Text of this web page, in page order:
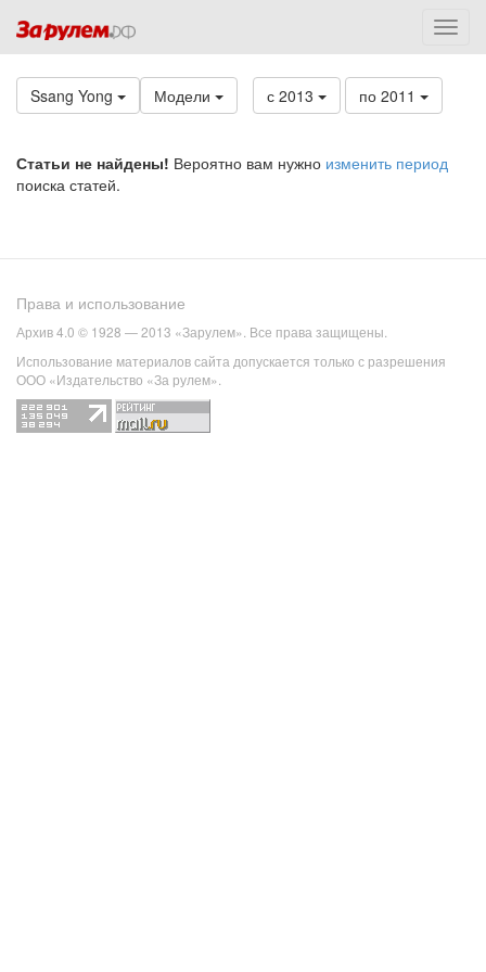
Ssang Yong Модели с 2013 по 2011
Статьи не найдены! Вероятно вам нужно изменить период
поиска статей.
Права и использование
Архив 4.0 © 1928 — 2013 «Зарулем». Все права защищены.
Использование материалов сайта допускается только с разрешения
ООО «Издательство «За рулем».